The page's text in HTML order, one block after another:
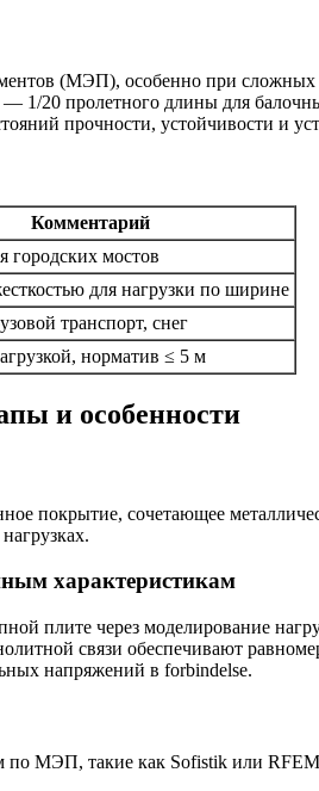
(МЭП), особенно при
1/20 пролетного длины для
прочности, устойчивости и
Комментарий
городских мостов
для нагрузки по ширине
транспорт, снег
норматив ≤ 5 м
и особенности
покрытие, сочетающее
характеристикам
плите через моделирование
связи обеспечивают
напряжений в forbindelse.
МЭП, такие как Sofistik или